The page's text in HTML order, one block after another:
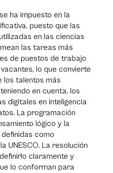
ha impuesto en la
puesto que las
en las ciencias
las tareas más
de puestos de trabajo
lo que convierte
los talentos más
en cuenta, los
digitales en inteligencia
La programación
lógico y la
como
UNESCO. La resolución
claramente y
lo conforman para